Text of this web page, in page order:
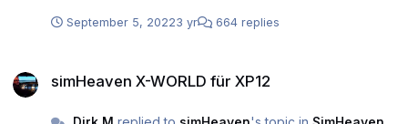
September 5, 20223 yr 664 replies
simHeaven X-WORLD für XP12